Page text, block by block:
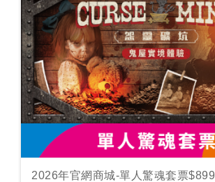
2026年官網商城-單人驚魂套票$899